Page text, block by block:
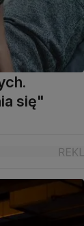
się"